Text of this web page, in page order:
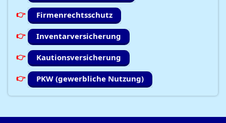
Firmenrechtsschutz
Inventarversicherung
Kautionsversicherung
PKW (gewerbliche Nutzung)